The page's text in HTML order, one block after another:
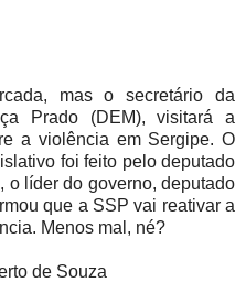
mas o secretário da
Prado (DEM), visitará a
a violência em Sergipe. O
foi feito pelo deputado
o líder do governo, deputado
que a SSP vai reativar a
Menos mal, né?
de Souza